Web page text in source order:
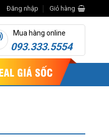
Đăng nhập Giỏ hàng
Mua hàng online
093.333.5554